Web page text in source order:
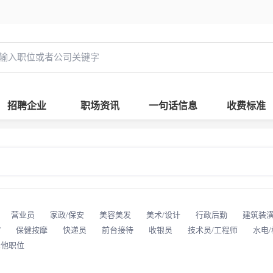
招聘企业 职场资讯 一句话信息 收费标准
营业员 家政/保安 美容美发 美术/设计 行政后勤
建筑装
保健按摩 快递员 前台接待 收银员 技术员/工程师
水电/
职位